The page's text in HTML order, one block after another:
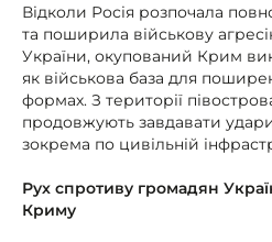
Відколи Росія розпочала
та поширила військову
України, окупований Крим
як військова база для
формах. З території
продовжують завдавати
зокрема по цивільній
Рух спротиву громадян
Криму